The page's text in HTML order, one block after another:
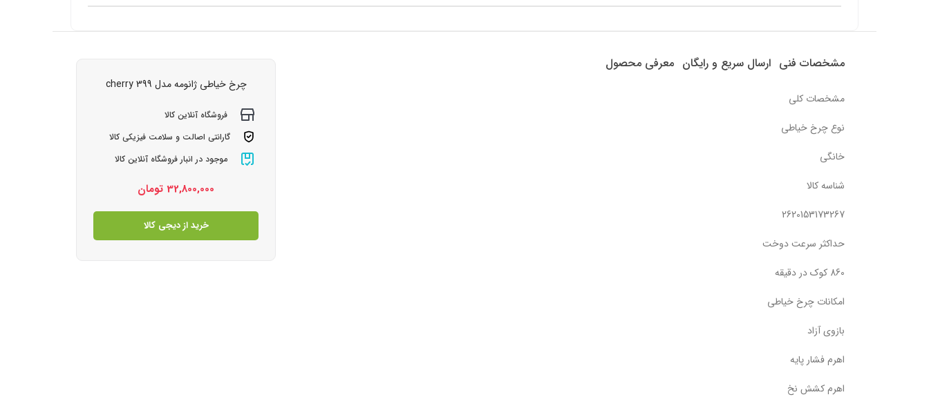
مشخصات فنی ارسال سریع و رایگان معرفی محصول
مشخصات کلی
نوع چرخ خیاطی
خانگی
شناسه کالا
2620153173267
حداکثر سرعت دوخت
860 کوک در دقیقه
امکانات چرخ خیاطی
بازوی آزاد
اهرم فشار پایه
اهرم کشش نخ
چرخ خیاطی ژانومه مدل 399 cherry
فروشگاه آنلاین کالا
گارانتی اصالت و سلامت فیزیکی کالا
موجود در انبار فروشگاه آنلاین کالا
32,800,000 تومان
خرید از دیجی کالا